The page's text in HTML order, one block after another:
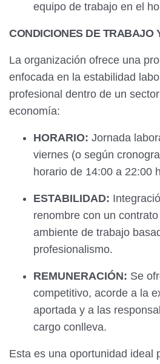
equipo de trabajo en el
CONDICIONES DE TRABAJO
La organización ofrece una
enfocada en la estabilidad
profesional dentro de un
economía:
HORARIO: Jornada
viernes (o según
horario de 14:00 a 22:00
ESTABILIDAD:
renombre con un
ambiente de trabajo
profesionalismo.
REMUNERACIÓN: Se
competitivo, acorde a la
aportada y a las
cargo conlleva.
Esta es una oportunidad ideal